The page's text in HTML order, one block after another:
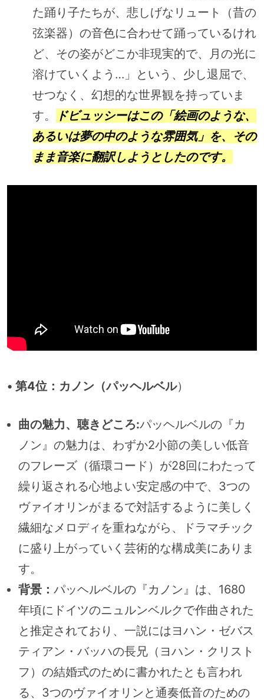
た踊り子たちが、悲しげなリュート（昔の
弦楽器）の音色に合わせて踊っているけれ
ど、その姿がどこか非現実的で、月の光に
溶けていくよう…」という、少し退屈で、
せつなく、幻想的な世界観を持っていま
す。
ドビュッシーはこの「絵画のような、
あるいは夢の中のような雰囲気」を、その
まま音楽に翻訳しようとしたのです。
• 第4位：カノン（パッヘルベル）
曲の魅力、聴きどころ:パッヘルベルの『カ
ノン』の魅力は、わずか2小節の美しい低音
のフレーズ（循環コード）が28回にわたって
繰り返される心地よい安定感の中で、3つの
ヴァイオリンがまるで対話するように美しく
繊細なメロディを重ねながら、ドラマチック
に盛り上がっていく芸術的な構成美にありま
す。
背景：パッヘルベルの『カノン』は、1680
年頃にドイツのニュルンベルクで作曲された
と推定されており、一説にはヨハン・ゼバス
ティアン・バッハの長兄（ヨハン・クリスト
フ）の結婚式のために書かれたとも言われ
る、3つのヴァイオリンと通奏低音のための